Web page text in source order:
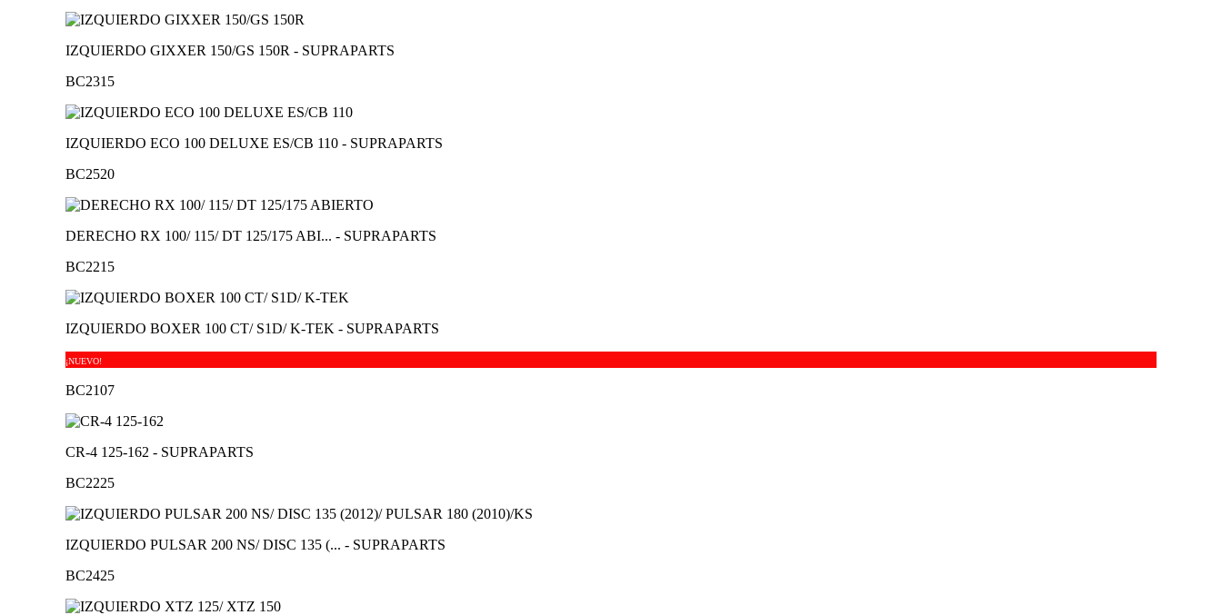
IZQUIERDO GIXXER 150/GS 150R - SUPRAPARTS
BC2315
IZQUIERDO ECO 100 DELUXE ES/CB 110 - SUPRAPARTS
BC2520
DERECHO RX 100/ 115/ DT 125/175 ABI... - SUPRAPARTS
BC2215
IZQUIERDO BOXER 100 CT/ S1D/ K-TEK - SUPRAPARTS
¡NUEVO!
BC2107
CR-4 125-162 - SUPRAPARTS
BC2225
IZQUIERDO PULSAR 200 NS/ DISC 135 (... - SUPRAPARTS
BC2425